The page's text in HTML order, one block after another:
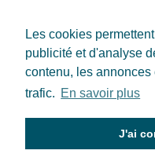
Les cookies
publicité et d'analyse
contenu, les annonces
trafic. En savoir plus
J'ai